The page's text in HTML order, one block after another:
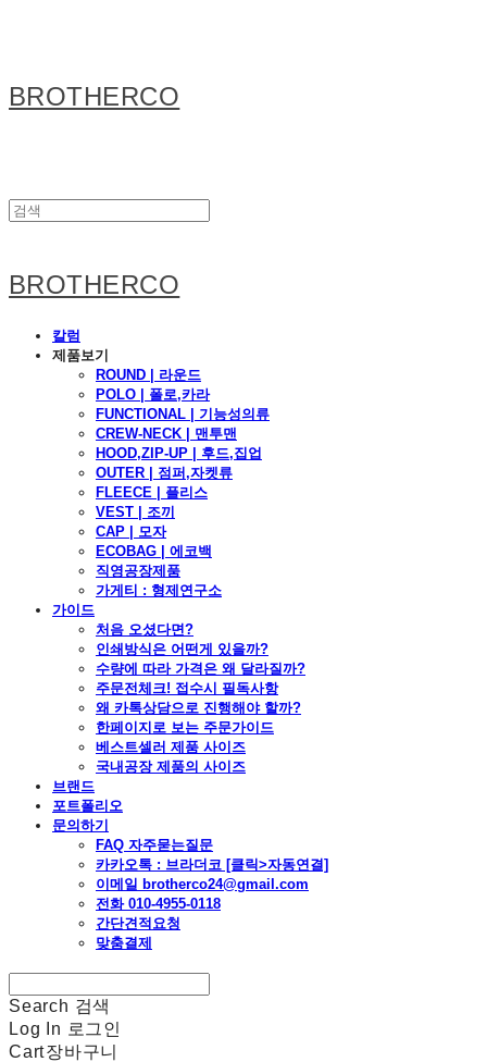
BROTHERCO
BROTHERCO
칼럼
제품보기
ROUND | 라운드
POLO | 폴로,카라
FUNCTIONAL | 기능성의류
CREW-NECK | 맨투맨
HOOD,ZIP-UP | 후드,집업
OUTER | 점퍼,자켓류
FLEECE | 플리스
VEST | 조끼
CAP | 모자
ECOBAG | 에코백
직영공장제품
가게티 : 형제연구소
가이드
처음 오셨다면?
인쇄방식은 어떤게 있을까?
수량에 따라 가격은 왜 달라질까?
주문전체크! 접수시 필독사항
왜 카톡상담으로 진행해야 할까?
한페이지로 보는 주문가이드
베스트셀러 제품 사이즈
국내공장 제품의 사이즈
브랜드
포트폴리오
문의하기
FAQ 자주묻는질문
카카오톡 : 브라더코 [클릭>자동연결]
이메일 brotherco24@gmail.com
전화 010-4955-0118
간단견적요청
맞춤결제
Search 검색
Log In 로그인
Cart장바구니